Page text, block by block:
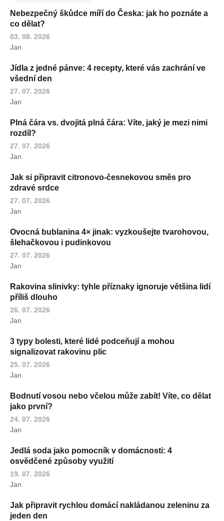
Nebezpečný škůdce míří do Česka: jak ho poznáte a
co dělat?
03. 08. 2026
Jan
Jídla z jedné pánve: 4 recepty, které vás zachrání ve
všední den
27. 07. 2026
Jan
Plná čára vs. dvojitá plná čára: Víte, jaký je mezi nimi
rozdíl?
27. 07. 2026
Jan
Jak si připravit citronovo-česnekovou směs pro
zdravé srdce
27. 07. 2026
Jan
Ovocná bublanina 4× jinak: vyzkoušejte tvarohovou,
šlehačkovou i pudinkovou
27. 07. 2026
Jan
Rakovina slinivky: tyhle příznaky ignoruje většina lidí
příliš dlouho
26. 07. 2026
Jan
3 typy bolesti, které lidé podceňují a mohou
signalizovat rakovinu plic
25. 07. 2026
Jan
Bodnutí vosou nebo včelou může zabít! Víte, co dělat
jako první?
24. 07. 2026
Jan
Jedlá soda jako pomocník v domácnosti: 4
osvědčené způsoby využití
19. 07. 2026
Jan
Jak připravit rychlou domácí nakládanou zeleninu za
jeden den